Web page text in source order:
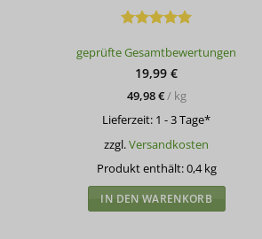
mit5von
geprüfte Gesamtbewertungen
19,99€
49,98€/ kg
Lieferzeit: 1 - 3 Tage*
zzgl.Versandkosten
Produkt enthält: 0,4kg
IN DEN WARENKORB